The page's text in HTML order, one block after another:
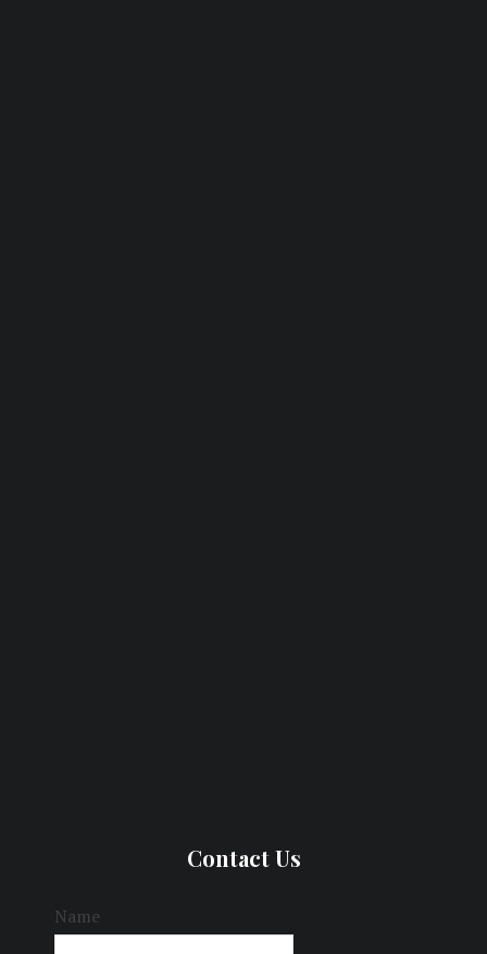
Contact Us
Name